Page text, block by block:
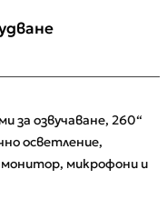
за озвучаване, 260“
осветление,
микрофони и